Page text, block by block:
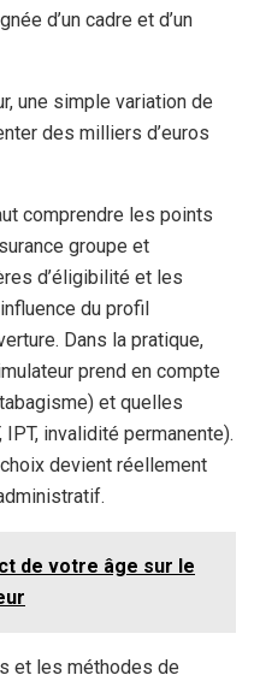
d’un cadre et d’un
une simple variation de
des milliers d’euros
comprendre les points
groupe et
d’éligibilité et les
du profil
Dans la pratique,
prend en compte
et quelles
invalidité permanente).
devient réellement
de votre âge sur le
et les méthodes de